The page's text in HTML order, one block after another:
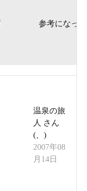
、サラッとし
したが、開放
隔が少し狭いの
す。
参考になった
温泉の旅
人 さん
(
)
2007年08
月14日